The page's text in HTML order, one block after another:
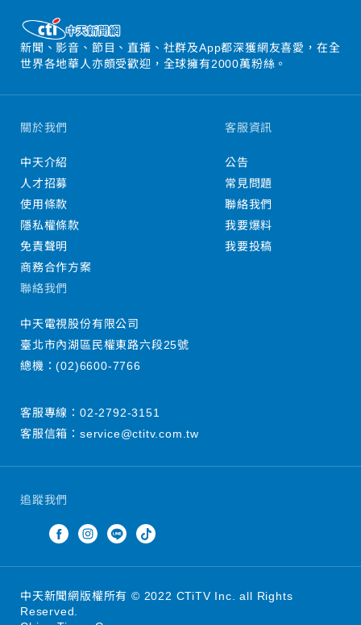
新聞、影音、節目、直播、社群及App都深獲網友喜愛，在全
世界各地華人亦頗受歡迎，全球擁有2000萬粉絲。
追蹤我們
關於我們
中天介紹
人才招募
使用條款
隱私權條款
免責聲明
商務合作方案
客服資訊
公告
常見問題
聯絡我們
我要爆料
我要投稿
聯絡我們
中天電視股份有限公司
臺北市內湖區民權東路六段25號
總機：(02)6600-7766
客服專線： 02-2792-3151
客服信箱： service@ctitv.com.tw
中天新聞網版權所有 © 2022 CTiTV Inc. all Rights
Reserved.